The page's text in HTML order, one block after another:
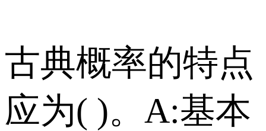
古典概率的特点
应为( )。 A:基本